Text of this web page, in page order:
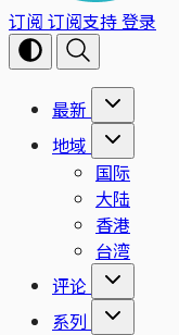
订阅 订阅支持登录
最新
地域
国际
大陆
香港
台湾
评论
系列